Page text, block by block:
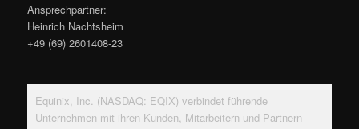
Ansprechpartner:
Heinrich Nachtsheim
+49 (69) 2601408-23
Equinix, Inc. (NASDAQ: EQIX) verbindet führende
Unternehmen mit ihren Kunden, Mitarbeitern und Partnern